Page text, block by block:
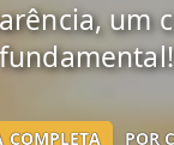
um
COMPLETA POR